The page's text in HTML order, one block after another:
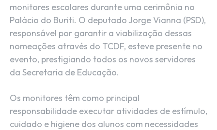
monitores escolares durante uma cerimônia no
Palácio do Buriti. O deputado Jorge Vianna (PSD),
responsável por garantir a viabilização dessas
nomeações através do TCDF, esteve presente no
evento, prestigiando todos os novos servidores
da Secretaria de Educação.
Os monitores têm como principal
responsabilidade executar atividades de estímulo,
cuidado e higiene dos alunos com necessidades